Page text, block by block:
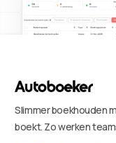
Slimmer boekhouden
boekt. Zo werken